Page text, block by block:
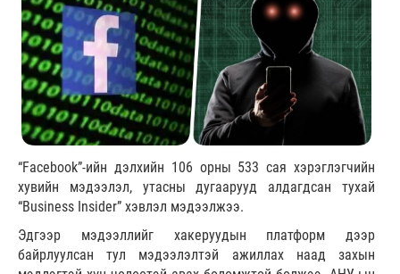
“Facebook”-ийн дэлхийн 106 орны 533 сая хэрэглэгчийн
хувийн мэдээлэл, утасны дугаарууд алдагдсан тухай
“Business Insider” хэвлэл мэдээлжээ.
Эдгээр мэдээллийг хакеруудын платформ дээр
байрлуулсан тул мэдээлэлтэй ажиллах наад захын